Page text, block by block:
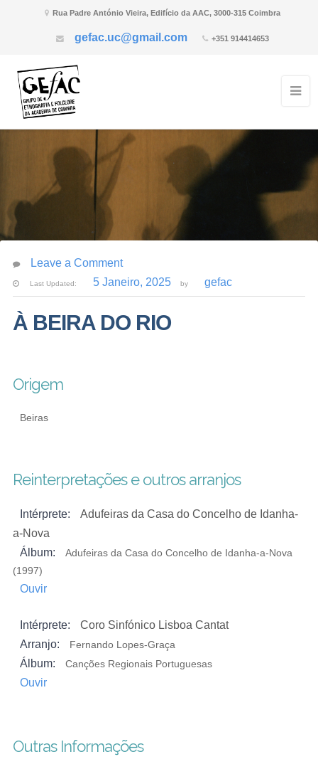
Rua Padre António Vieira, Edifício da AAC, 3000-315 Coimbra
gefac.uc@gmail.com +351 914414653
Leave a Comment
Last Updated: 5 Janeiro, 2025 by gefac
À BEIRA DO RIO
Origem
Beiras
Reinterpretações e outros arranjos
Intérprete:
Adufeiras da Casa do Concelho de Idanha-
a-Nova
Álbum:
Adufeiras da Casa do Concelho de Idanha-a-Nova
(1997)
Ouvir
Intérprete:
Coro Sinfónico Lisboa Cantat
Arranjo:
Fernando Lopes-Graça
Álbum: Canções Regionais Portuguesas
Ouvir
Outras Informações